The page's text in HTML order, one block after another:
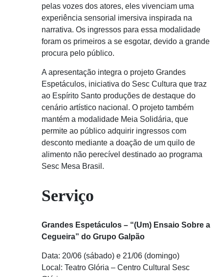
pelas vozes dos atores, eles vivenciam uma
experiência sensorial imersiva inspirada na
narrativa. Os ingressos para essa modalidade
foram os primeiros a se esgotar, devido a grande
procura pelo público.
A apresentação integra o projeto Grandes
Espetáculos, iniciativa do Sesc Cultura que traz
ao Espírito Santo produções de destaque do
cenário artístico nacional. O projeto também
mantém a modalidade Meia Solidária, que
permite ao público adquirir ingressos com
desconto mediante a doação de um quilo de
alimento não perecível destinado ao programa
Sesc Mesa Brasil.
Serviço
Grandes Espetáculos – “(Um) Ensaio Sobre a
Cegueira” do Grupo Galpão
Data: 20/06 (sábado) e 21/06 (domingo)
Local: Teatro Glória – Centro Cultural Sesc